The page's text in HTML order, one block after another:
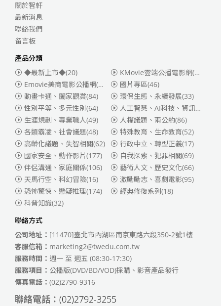
關於智軒
最新消息
聯絡我們
留言板
產品分類
◆最新上市◆(20)
KMovie雲端公播電影網(迪士尼、福斯、索尼)
Emovie美商電影公播網(華納)
(186)
國片專區(46)
動畫卡通、闔家觀賞(84) 環保生態、永續發展(33)
性別平等、多元性別(64) 人工智慧、AI科技、資訊安全
生涯規劃、專業職人(49) 人權議題、兩公約(86)
各類霸凌、社會議題(48) 特殊教育、生命教育(52)
高齡化議題、失智相關(62) 行政中立、轉型正義(17)
國家安全、動作影片(177) 自我探索、犯罪相關(69)
伴侶溝通、家庭關係(106) 藝術人文、歷史文化(66)
天馬行空、科幻冒險(16) 激勵勵志、喜劇電影(95)
恐怖驚悚、懸疑推理(174) 經典修復系列(18)
科普知識(32)
聯絡方式
公司地址： [11470]臺北市內湖區南京東路六段350-2號1樓
客服信箱： marketing2@twedu.com.tw
服務時間： 週一 至 週五 (08:30-17:30)
服務項目： 公播版(DVD/BD/VOD)採購、影音產品發行
傳真電話： (02)2790-9316
聯絡電話： (02)2792-3255